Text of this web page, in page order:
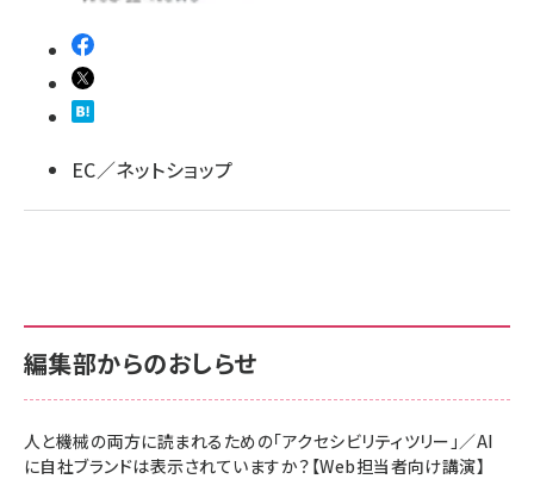
EC／ネットショップ
編集部からのおしらせ
人と機械の両方に読まれるための「アクセシビリティツリー」／AI
に自社ブランドは表示されていますか？【Web担当者向け講演】